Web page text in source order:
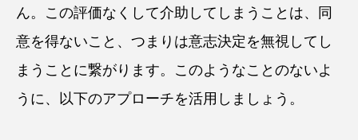
ん。この評価なくして介助してしまうことは、同
意を得ないこと、つまりは意志決定を無視してし
まうことに繋がります。このようなことのないよ
うに、以下のアプローチを活用しましょう。